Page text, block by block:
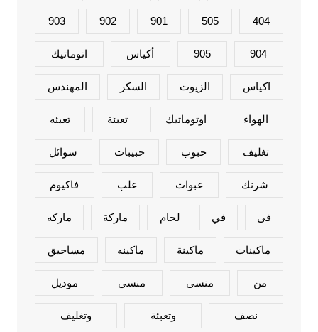
404
505
901
902
903
904
905 أكياس اتوماتيك
اكياس الزيوت السكر المهندس
الهواء اوتوماتيك تعبئة تعبئه
تغليف حبوب حبيبات سوائل
شرنك عبوات علب فاكيوم
فى في لحام ماركة ماركه
ماكينات ماكينة ماكينه مساحيق
من منسى منسي موديل
نصف وتعبئة وتغليف